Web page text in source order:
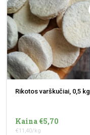
Rikotos varškučiai, 0,5 kg
Kaina €5,70
€11,40/kg